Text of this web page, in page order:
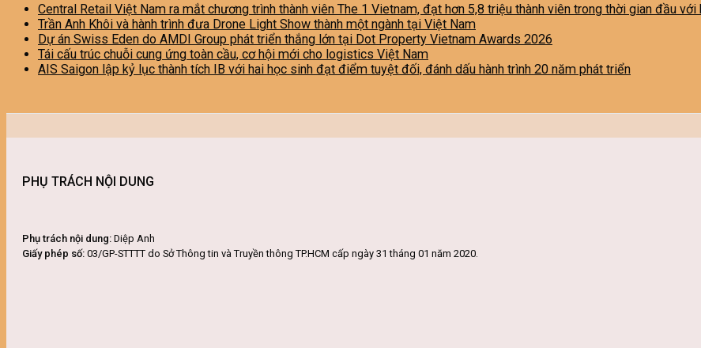
Central Retail Việt Nam ra mắt chương trình thành viên The 1 Vietnam, đạt hơn 5,8 triệu thành viên trong thời gian đầu
Trần Anh Khôi và hành trình đưa Drone Light Show thành một ngành tại Việt Nam
Dự án Swiss Eden do AMDI Group phát triển thắng lớn tại Dot Property Vietnam Awards 2026
Tái cấu trúc chuỗi cung ứng toàn cầu, cơ hội mới cho logistics Việt Nam
AIS Saigon lập kỷ lục thành tích IB với hai học sinh đạt điểm tuyệt đối, đánh dấu hành trình 20 năm phát triển
PHỤ TRÁCH NỘI DUNG
Phụ trách nội dung: Diệp Anh
Giấy phép số: 03/GP-STTTT do Sở Thông tin và Truyền thông TP.HCM cấp ngày 31 tháng 01 năm 2020.